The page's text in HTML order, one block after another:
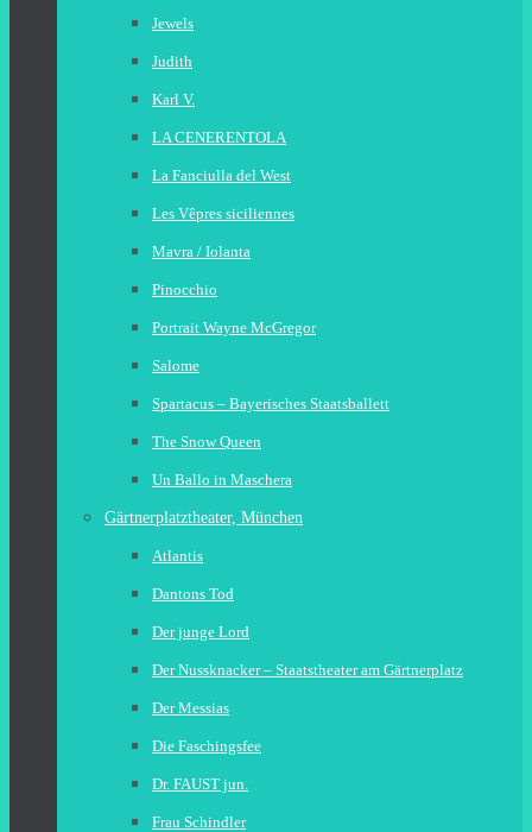
Jewels
Judith
Karl V.
LA CENERENTOLA
La Fanciulla del West
Les Vêpres siciliennes
Mavra / Iolanta
Pinocchio
Portrait Wayne McGregor
Salome
Spartacus – Bayerisches Staatsballett
The Snow Queen
Un Ballo in Maschera
Gärtnerplatztheater, München
Atlantis
Dantons Tod
Der junge Lord
Der Nussknacker – Staatstheater am Gärtnerplatz
Der Messias
Die Faschingsfee
Dr. FAUST jun.
Frau Schindler